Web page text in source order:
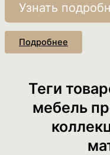
Узнать
Подробнее
Теги
мебель